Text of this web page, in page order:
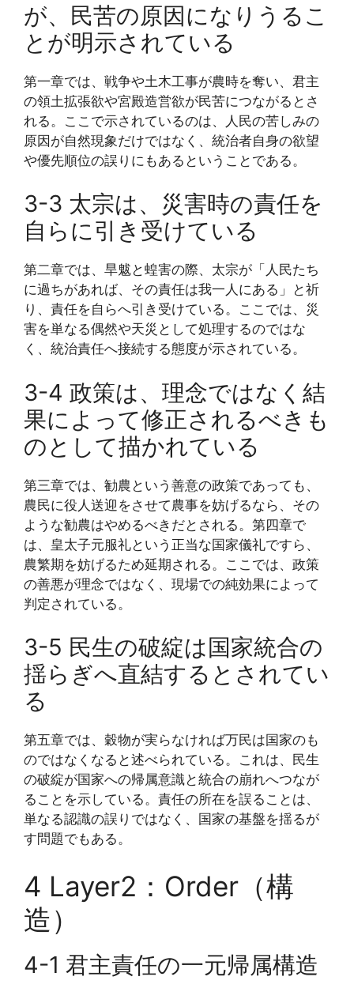
が、民苦の原因になりうるこ
とが明示されている
第一章では、戦争や土木工事が農時を奪い、君主
の領土拡張欲や宮殿造営欲が民苦につながるとさ
れる。ここで示されているのは、人民の苦しみの
原因が自然現象だけではなく、統治者自身の欲望
や優先順位の誤りにもあるということである。
3-3 太宗は、災害時の責任を
自らに引き受けている
第二章では、旱魃と蝗害の際、太宗が「人民たち
に過ちがあれば、その責任は我一人にある」と祈
り、責任を自らへ引き受けている。ここでは、災
害を単なる偶然や天災として処理するのではな
く、統治責任へ接続する態度が示されている。
3-4 政策は、理念ではなく結
果によって修正されるべきも
のとして描かれている
第三章では、勧農という善意の政策であっても、
農民に役人送迎をさせて農事を妨げるなら、その
ような勧農はやめるべきだとされる。第四章で
は、皇太子元服礼という正当な国家儀礼ですら、
農繁期を妨げるため延期される。ここでは、政策
の善悪が理念ではなく、現場での純効果によって
判定されている。
3-5 民生の破綻は国家統合の
揺らぎへ直結するとされてい
る
第五章では、穀物が実らなければ万民は国家のも
のではなくなると述べられている。これは、民生
の破綻が国家への帰属意識と統合の崩れへつなが
ることを示している。責任の所在を誤ることは、
単なる認識の誤りではなく、国家の基盤を揺るが
す問題でもある。
4 Layer2：Order（構
造）
4-1 君主責任の一元帰属構造